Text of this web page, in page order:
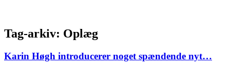
Tag-arkiv: Oplæg
Karin Høgh introducerer noget spændende nyt…